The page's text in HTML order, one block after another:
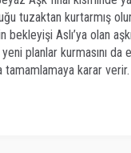
tuzaktan kurtarmış
Aslı’ya olan
planlar kurmasını da
tamamlamaya karar verir.